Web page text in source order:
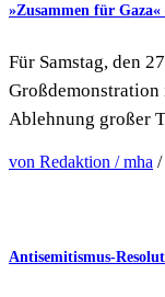
»Zusammen für
Für Samstag, den
Großdemonstration
Ablehnung großer
von Redaktion / mha /
Antisemitismus-